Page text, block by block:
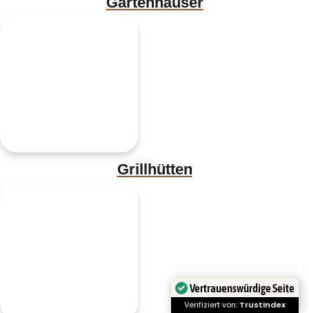
Grillhütten
Vertrauenswürdige Seite
Verifiziert von: Trustindex